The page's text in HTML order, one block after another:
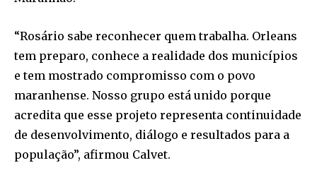
“Rosário sabe reconhecer quem trabalha. Orleans
tem preparo, conhece a realidade dos municípios
e tem mostrado compromisso com o povo
maranhense. Nosso grupo está unido porque
acredita que esse projeto representa continuidade
de desenvolvimento, diálogo e resultados para a
população”, afirmou Calvet.